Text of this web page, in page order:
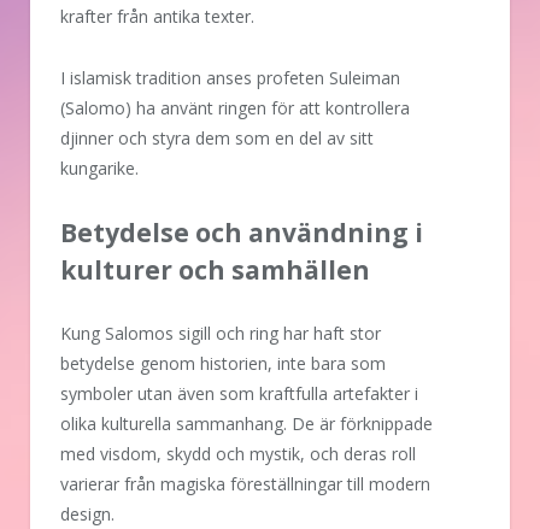
krafter från antika texter.
I islamisk tradition anses profeten Suleiman
(Salomo) ha använt ringen för att kontrollera
djinner och styra dem som en del av sitt
kungarike.
Betydelse och användning i
kulturer och samhällen
Kung Salomos sigill och ring har haft stor
betydelse genom historien, inte bara som
symboler utan även som kraftfulla artefakter i
olika kulturella sammanhang. De är förknippade
med visdom, skydd och mystik, och deras roll
varierar från magiska föreställningar till modern
design.